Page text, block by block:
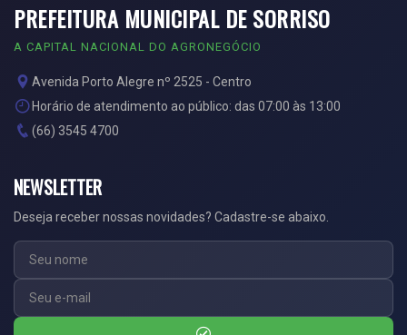
PREFEITURA MUNICIPAL DE SORRISO
A CAPITAL NACIONAL DO AGRONEGÓCIO
Avenida Porto Alegre nº 2525 - Centro
Horário de atendimento ao público: das 07:00 às 13:00
(66) 3545 4700
NEWSLETTER
Deseja receber nossas novidades? Cadastre-se abaixo.